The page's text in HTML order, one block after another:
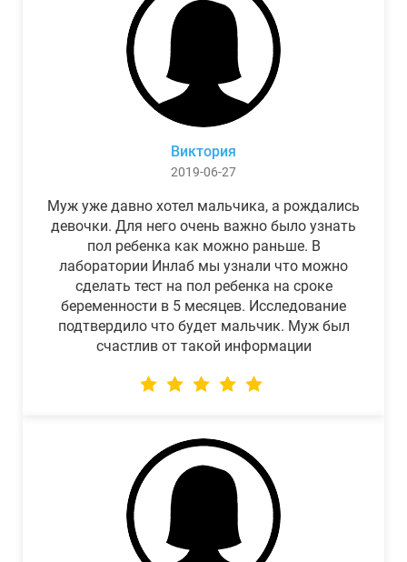
Виктория
2019-06-27
Муж уже давно хотел мальчика, а рождались
девочки. Для него очень важно было узнать
пол ребенка как можно раньше. В
лаборатории Инлаб мы узнали что можно
сделать тест на пол ребенка на сроке
беременности в 5 месяцев. Исследование
подтвердило что будет мальчик. Муж был
счастлив от такой информации